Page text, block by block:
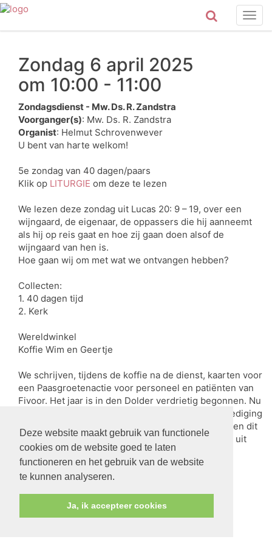
Deze website maakt gebruik van functionele
cookies om de website goed te laten
functioneren en het gebruik van de website
te kunnen analyseren.
Ja, ik accepteer cookies
Zondag 6 april 2025
om 10:00 - 11:00
Zondagsdienst - Mw. Ds. R. Zandstra
Voorganger(s): Mw. Ds. R. Zandstra
Organist: Helmut Schrovenwever
U bent van harte welkom!
5e zondag van 40 dagen/paars
Klik op LITURGIE om deze te lezen
We lezen deze zondag uit Lucas 20: 9 – 19, over een
wijngaard, de eigenaar, de oppassers die hij aanneemt
als hij op reis gaat en hoe zij gaan doen alsof de
wijngaard van hen is.
Hoe gaan wij om met wat we ontvangen hebben?
Collecten:
1. 40 dagen tijd
2. Kerk
Wereldwinkel
Koffie Wim en Geertje
We schrijven, tijdens de koffie na de dienst, kaarten voor
een Paasgroetenactie voor personeel en patiënten van
Fivoor. Het jaar is in den Dolder verdrietig begonnen. Nu
willen we met een klein gebaar wat licht en bemoediging
geven aan wie werken en wonen bij Fivoor. We doen dit
als Maria Christina Kerk samen met de Oosterkerk uit
Zeist.
terug